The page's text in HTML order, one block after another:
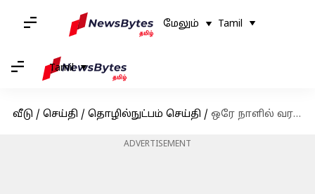
மேலும் Tamil
Tamil
வீடு / செய்தி / தொழில்நுட்பம் செய்தி / ஒரே நாளில் வரலாறு காணாத கரன்ஸி வீழ்ச்சியை கண்ட பாகிஸ்தான்!
ADVERTISEMENT